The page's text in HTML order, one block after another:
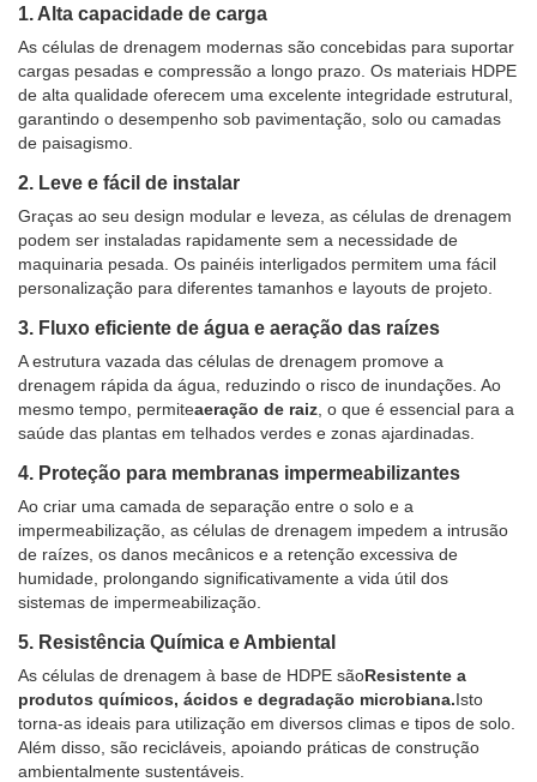
1. Alta capacidade de carga
As células de drenagem modernas são concebidas para suportar
cargas pesadas e compressão a longo prazo. Os materiais HDPE
de alta qualidade oferecem uma excelente integridade estrutural,
garantindo o desempenho sob pavimentação, solo ou camadas
de paisagismo.
2. Leve e fácil de instalar
Graças ao seu design modular e leveza, as células de drenagem
podem ser instaladas rapidamente sem a necessidade de
maquinaria pesada. Os painéis interligados permitem uma fácil
personalização para diferentes tamanhos e layouts de projeto.
3. Fluxo eficiente de água e aeração das raízes
A estrutura vazada das células de drenagem promove a
drenagem rápida da água, reduzindo o risco de inundações. Ao
mesmo tempo, permiteaeração de raiz , o que é essencial para a
saúde das plantas em telhados verdes e zonas ajardinadas.
4. Proteção para membranas impermeabilizantes
Ao criar uma camada de separação entre o solo e a
impermeabilização, as células de drenagem impedem a intrusão
de raízes, os danos mecânicos e a retenção excessiva de
humidade, prolongando significativamente a vida útil dos
sistemas de impermeabilização.
5. Resistência Química e Ambiental
As células de drenagem à base de HDPE sãoResistente a
produtos químicos, ácidos e degradação microbiana.Isto
torna-as ideais para utilização em diversos climas e tipos de solo.
Além disso, são recicláveis, apoiando práticas de construção
ambientalmente sustentáveis.